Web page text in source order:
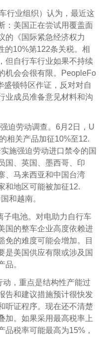
行业组织）认为，最近这
：美国正在尝试用覆盖面
的《国际紧急经济权力
的10%第122条关税。相
但自行车行业如果不持续
机会会很有限。PeopleFo
盛顿特区作证，反对对自
业成员准备意见材料和沟
迫劳动调查。6月2日，U
相关产品加征10%至12.
施强迫劳动进口禁令的国
国、英国、墨西哥、印
、马来西亚和中国台湾
和地区可能被加征12.
和越南。
子电池。对电助力自行车
国的整车企业高度依赖进
免的难度可能会增加。目
是美国供应有限或涉及国
品。
，重点是结构性产能过
告和建议措施预计很快发
听证程序。现在还不清楚
加。如果采用最高税率上
品税率可能最高为15%，